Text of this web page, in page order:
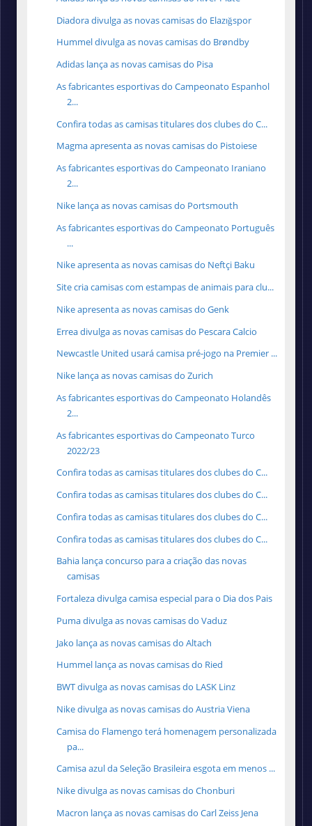
Diadora divulga as novas camisas do Elazığspor
Hummel divulga as novas camisas do Brøndby
Adidas lança as novas camisas do Pisa
As fabricantes esportivas do Campeonato Espanhol
2...
Confira todas as camisas titulares dos clubes do C...
Magma apresenta as novas camisas do Pistoiese
As fabricantes esportivas do Campeonato Iraniano
2...
Nike lança as novas camisas do Portsmouth
As fabricantes esportivas do Campeonato Português
...
Nike apresenta as novas camisas do Neftçi Baku
Site cria camisas com estampas de animais para clu...
Nike apresenta as novas camisas do Genk
Errea divulga as novas camisas do Pescara Calcio
Newcastle United usará camisa pré-jogo na Premier ...
Nike lança as novas camisas do Zurich
As fabricantes esportivas do Campeonato Holandês
2...
As fabricantes esportivas do Campeonato Turco
2022/23
Confira todas as camisas titulares dos clubes do C...
Confira todas as camisas titulares dos clubes do C...
Confira todas as camisas titulares dos clubes do C...
Confira todas as camisas titulares dos clubes do C...
Bahia lança concurso para a criação das novas
camisas
Fortaleza divulga camisa especial para o Dia dos Pais
Puma divulga as novas camisas do Vaduz
Jako lança as novas camisas do Altach
Hummel lança as novas camisas do Ried
BWT divulga as novas camisas do LASK Linz
Nike divulga as novas camisas do Austria Viena
Camisa do Flamengo terá homenagem personalizada
pa...
Camisa azul da Seleção Brasileira esgota em menos ...
Nike divulga as novas camisas do Chonburi
Macron lança as novas camisas do Carl Zeiss Jena